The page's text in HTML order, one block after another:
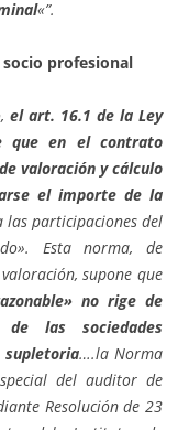
«”.
profesional
el art. 16.1 de la Ley
que en el contrato
valoración y cálculo
el importe de la
las participaciones del
Esta norma, de
supone que
no rige de
las sociedades
supletoria….la Norma
del auditor de
Resolución de 23